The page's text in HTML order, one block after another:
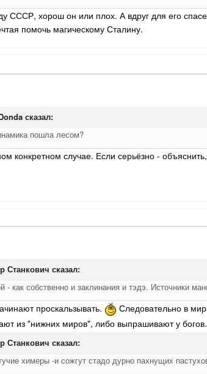
СССР, хорош он или плох. А вдруг для его
помочь магическому Сталину.
сказал:
пошла лесом?
конкретном случае. Если серьёзно -
Станкович сказал:
- как собственно и заклинания и тэдэ. Источники
проскальзывать.
Следовательно в
из "нижних миров", либо выпрашивают у
Станкович сказал:
химеры -и сожгут стадо дурно пахнущих